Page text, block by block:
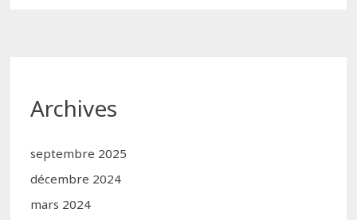
Archives
septembre 2025
décembre 2024
mars 2024